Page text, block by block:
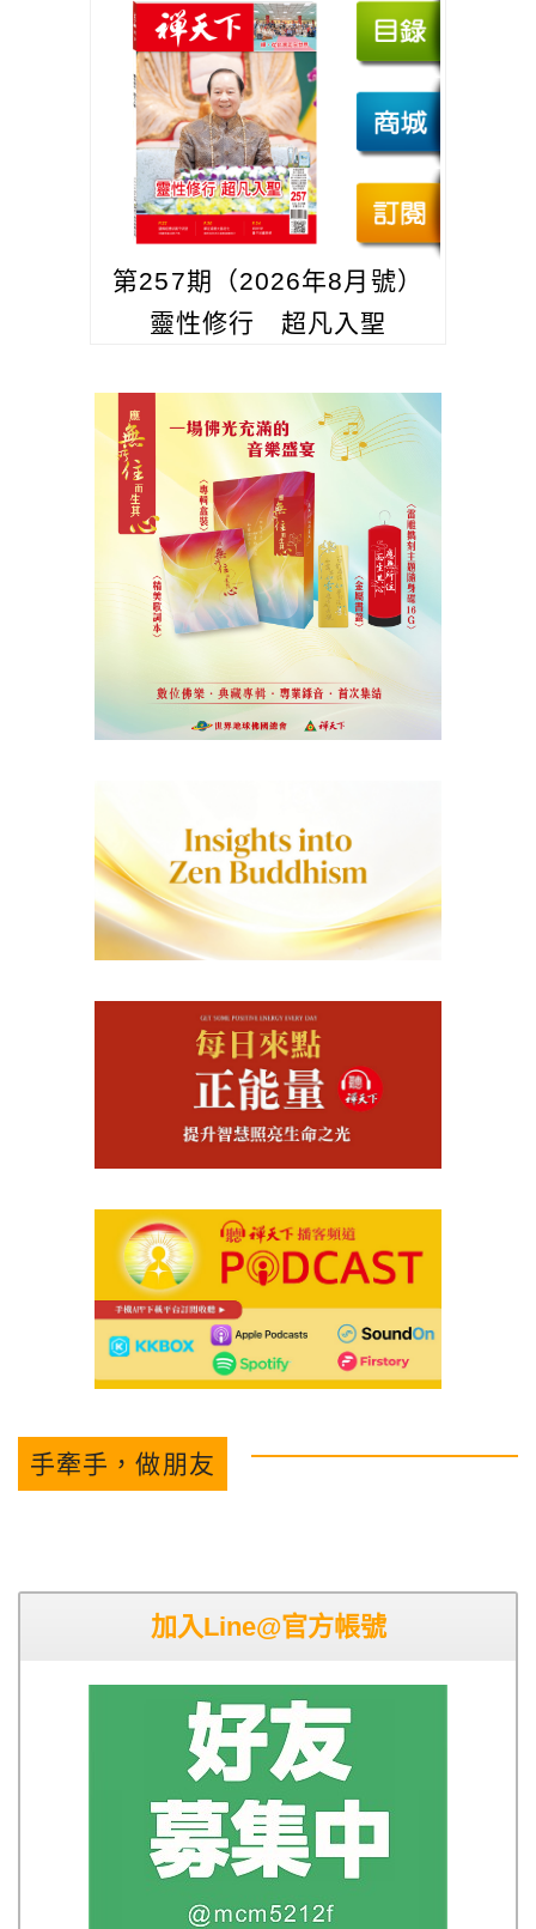
第257期（2026年8月號）
靈性修行 超凡入聖
手牽手，做朋友
加入Line@官方帳號